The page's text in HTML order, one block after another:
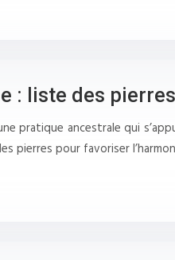
: liste des
pratique ancestrale qui
pierres pour favoriser